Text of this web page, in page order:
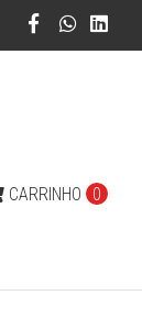
CARRINHO 0